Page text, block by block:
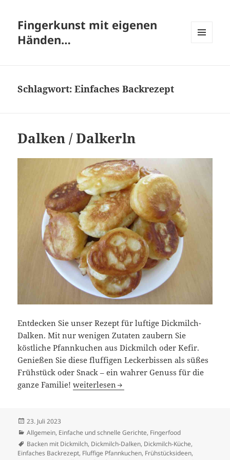
Fingerkunst mit eigenen
Händen…
Schlagwort:Einfaches Backrezept
Dalken / Dalkerln
Entdecken Sie unser Rezept für luftige Dickmilch-
Dalken. Mit nur wenigen Zutaten zaubern Sie
köstliche Pfannkuchen aus Dickmilch oder Kefir.
Genießen Sie diese fluffigen Leckerbissen als süßes
Frühstück oder Snack – ein wahrer Genuss für die
ganze Familie!Dalken / Dalkerln
weiterlesen
Veröffentlicht
am
23. Juli 2023
Kategorien
Allgemein, Einfache und schnelle Gerichte, Fingerfood
Schlagwörter
Backen mit Dickmilch, Dickmilch-Dalken, Dickmilch-Küche,
Einfaches Backrezept, Fluffige Pfannkuchen, Frühstücksideen,